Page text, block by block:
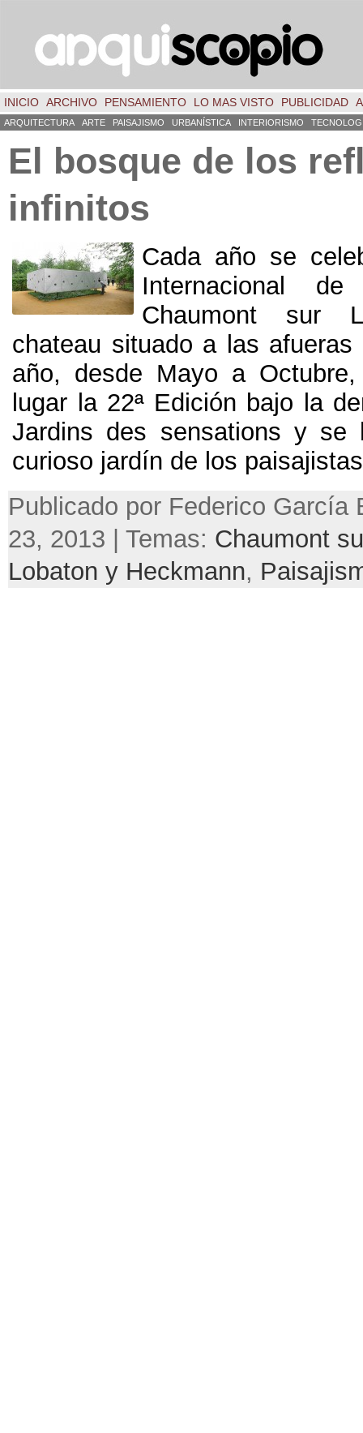
INICIO ARCHIVO PENSAMIENTO LO MAS VISTO PUBLICIDAD
ARQUITECTURA ARTE PAISAJISMO URBANÍSTICA INTERIORISMO
El bosque de los
infinitos
Cada año se
Internacional
Chaumont sur
chateau situado a las
año, desde Mayo a
lugar la 22ª Edición bajo la
Jardins des sensations y se
curioso jardín de los
Publicado por Federico García
23, 2013 | Temas: Chaumont
Lobaton y Heckmann,